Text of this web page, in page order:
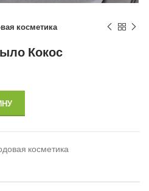
косметика
Кокос
косметика